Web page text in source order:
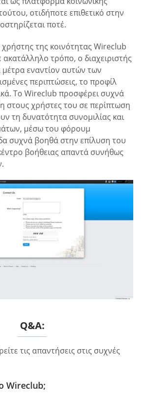
οτιδήποτε επιθετικό στην
ποτέ.
της κοινότητας Wireclub
ακατάλληλο τρόπο, ο διαχειριστής
εναντίον αυτών των
περιπτώσεις, το προφίλ
Το Wireclub προσφέρει συχνά
στους χρήστες του σε περίπτωση
τη δυνατότητα συνομιλίας και
μέσω του φόρουμ
συχνά βοηθά στην επίλυση του
βοήθειας απαντά συνήθως
Q&A:
τις απαντήσεις στις συχνές
Wireclub;